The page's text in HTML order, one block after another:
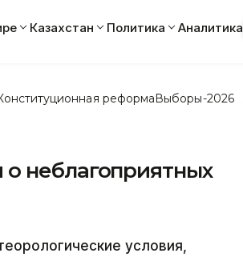
Казахстан Политика Аналитика
реформаВыборы-2026
неблагоприятных
условия,